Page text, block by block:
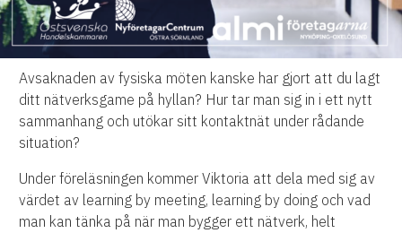
Avsaknaden av fysiska möten kanske har gjort att du lagt
ditt nätverksgame på hyllan? Hur tar man sig in i ett nytt
sammanhang och utökar sitt kontaktnät under rådande
situation?
Under föreläsningen kommer Viktoria att dela med sig av
värdet av learning by meeting, learning by doing och vad
man kan tänka på när man bygger ett nätverk, helt